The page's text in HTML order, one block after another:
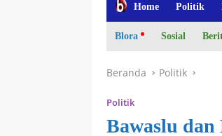
Home Politik
Blora Sosial
Beranda Politik
Politik
Bawaslu dan